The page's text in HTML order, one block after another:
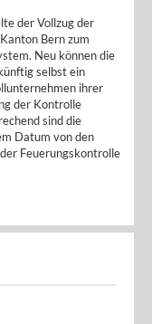
der Vollzug der
Bern zum
Neu können die
selbst ein
ihrer
der Kontrolle
sind die
Datum von den
Feuerungskontrolle